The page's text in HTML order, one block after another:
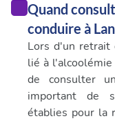
Quand
conduire à
Lors d'un retrait
lié à
de consulter
important de
établies pour la